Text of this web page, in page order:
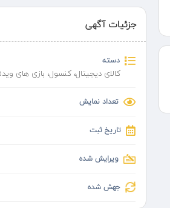
جزئیات آگهی
دسته
کالای دیجیتال،کنسول، بازی های
تعداد نمایش
تاریخ ثبت
ویرایش شده
جهش شده